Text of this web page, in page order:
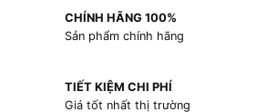
CHÍNH HÃNG 100%
Sản phẩm chính hãng
TIẾT KIỆM CHI PHÍ
Giá tốt nhất thị trường